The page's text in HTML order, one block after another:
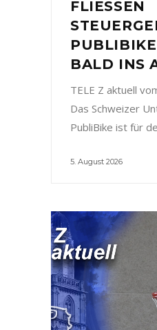
FLIESSEN
BALD INS
TELE Z aktuell
Das Schweizer
PubliBike ist für
5. August 2026